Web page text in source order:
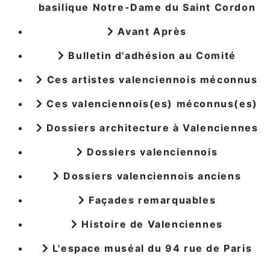
basilique Notre-Dame du Saint Cordon
Avant Après
Bulletin d'adhésion au Comité
Ces artistes valenciennois méconnus
Ces valenciennois(es) méconnus(es)
Dossiers architecture à Valenciennes
Dossiers valenciennois
Dossiers valenciennois anciens
Façades remarquables
Histoire de Valenciennes
L'espace muséal du 94 rue de Paris